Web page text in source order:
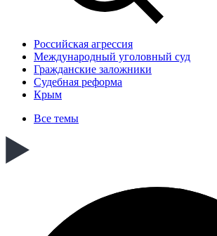
Российская агрессия
Международный уголовный суд
Гражданские заложники
Судебная реформа
Крым
Все темы